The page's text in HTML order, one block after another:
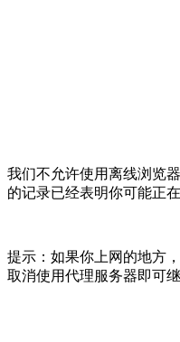
我们不允许使用离线浏览
的记录已经表明你可能正
提示：如果你上网的地方
取消使用代理服务器即可